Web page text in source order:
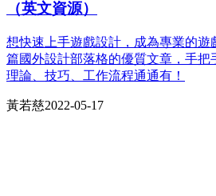
（英文資源）
想快速上手遊戲設計，成為專業的遊
篇國外設計部落格的優質文章，手把
理論、技巧、工作流程通通有！
黃若慈2022-05-17